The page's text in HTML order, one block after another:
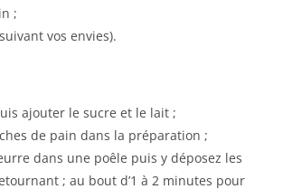
;
vos envies).
ajouter le sucre et le lait ;
de pain dans la préparation ;
dans une poêle puis y déposez les
; au bout d’1 à 2 minutes pour